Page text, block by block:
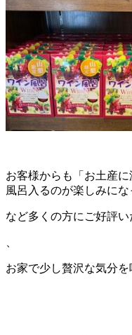
お客様からも「お土産
風呂入るのが楽しみにな
など多くの方にご好評い
お家で少し贅沢な気分を